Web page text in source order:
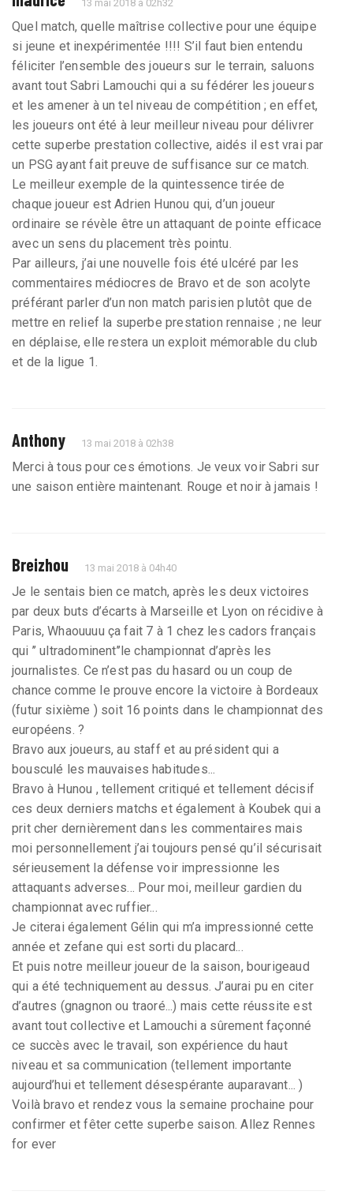
13 mai 2018 à 02h32
Quel match, quelle maîtrise collective pour une équipe
si jeune et inexpérimentée !!!! S’il faut bien entendu
féliciter l’ensemble des joueurs sur le terrain, saluons
avant tout Sabri Lamouchi qui a su fédérer les joueurs
et les amener à un tel niveau de compétition ; en effet,
les joueurs ont été à leur meilleur niveau pour délivrer
cette superbe prestation collective, aidés il est vrai par
un PSG ayant fait preuve de suffisance sur ce match.
Le meilleur exemple de la quintessence tirée de
chaque joueur est Adrien Hunou qui, d’un joueur
ordinaire se révèle être un attaquant de pointe efficace
avec un sens du placement très pointu.
Par ailleurs, j’ai une nouvelle fois été ulcéré par les
commentaires médiocres de Bravo et de son acolyte
préférant parler d’un non match parisien plutôt que de
mettre en relief la superbe prestation rennaise ; ne leur
en déplaise, elle restera un exploit mémorable du club
et de la ligue 1.
Anthony 13 mai 2018 à 02h38
Merci à tous pour ces émotions. Je veux voir Sabri sur
une saison entière maintenant. Rouge et noir à jamais !
Breizhou 13 mai 2018 à 04h40
Je le sentais bien ce match, après les deux victoires
par deux buts d’écarts à Marseille et Lyon on récidive à
Paris, Whaouuuu ça fait 7 à 1 chez les cadors français
qui ’’ ultradominent’’le championnat d’après les
journalistes. Ce n’est pas du hasard ou un coup de
chance comme le prouve encore la victoire à Bordeaux
(futur sixième ) soit 16 points dans le championnat des
européens. ?
Bravo aux joueurs, au staff et au président qui a
bousculé les mauvaises habitudes...
Bravo à Hunou , tellement critiqué et tellement décisif
ces deux derniers matchs et également à Koubek qui a
prit cher dernièrement dans les commentaires mais
moi personnellement j’ai toujours pensé qu’il sécurisait
sérieusement la défense voir impressionne les
attaquants adverses... Pour moi, meilleur gardien du
championnat avec ruffier...
Je citerai également Gélin qui m’a impressionné cette
année et zefane qui est sorti du placard...
Et puis notre meilleur joueur de la saison, bourigeaud
qui a été techniquement au dessus. J’aurai pu en citer
d’autres (gnagnon ou traoré...) mais cette réussite est
avant tout collective et Lamouchi a sûrement façonné
ce succès avec le travail, son expérience du haut
niveau et sa communication (tellement importante
aujourd’hui et tellement désespérante auparavant... )
Voilà bravo et rendez vous la semaine prochaine pour
confirmer et fêter cette superbe saison. Allez Rennes
for ever